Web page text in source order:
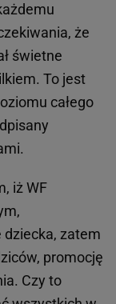
że
świetne
To jest
całego
iż WF
zatem
promocję
Czy to